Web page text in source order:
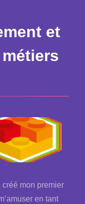
et
créé mon premier
en tant